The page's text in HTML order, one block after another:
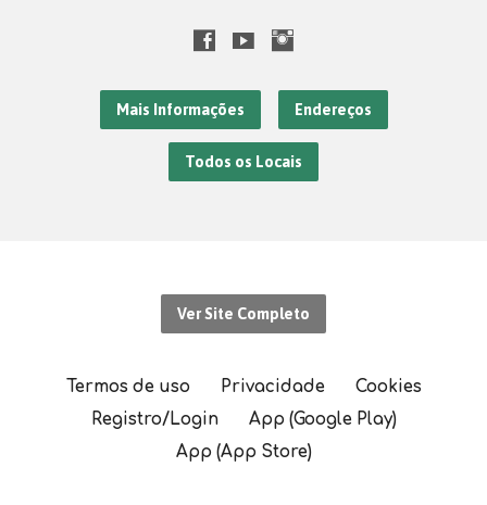
Mais Informações Endereços
Todos os Locais
Ver Site Completo
Termos de uso Privacidade
Cookies
Registro/Login
App (Google Play)
App (App Store)